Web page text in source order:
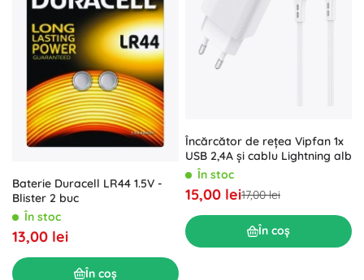
Baterie Duracell LR44 1.5V -
Blister 2 buc
În stoc
13,00 lei
În coș
Încărcător de rețea Vipfan 1x
USB 2,4A și cablu Lightning alb
În stoc
15,00 lei17,00 lei
În coș